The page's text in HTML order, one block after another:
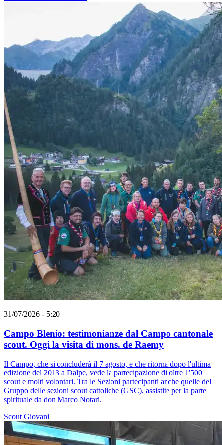
31/07/2026 - 5:20
Campo Blenio: testimonianze dal Campo cantonale
scout. Oggi la visita di mons. de Raemy
Il Campo, che si concluderà il 7 agosto, e che ritorna dopo l'ultima
edizione del 2013 a Dalpe, vede la partecipazione di oltre 1'500
scout e molti volontari. Tra le Sezioni partecipanti anche quelle del
Gruppo delle sezioni scout cattoliche (GSC), assistite per la parte
spirituale da don Marco Notari.
Scout Giovani